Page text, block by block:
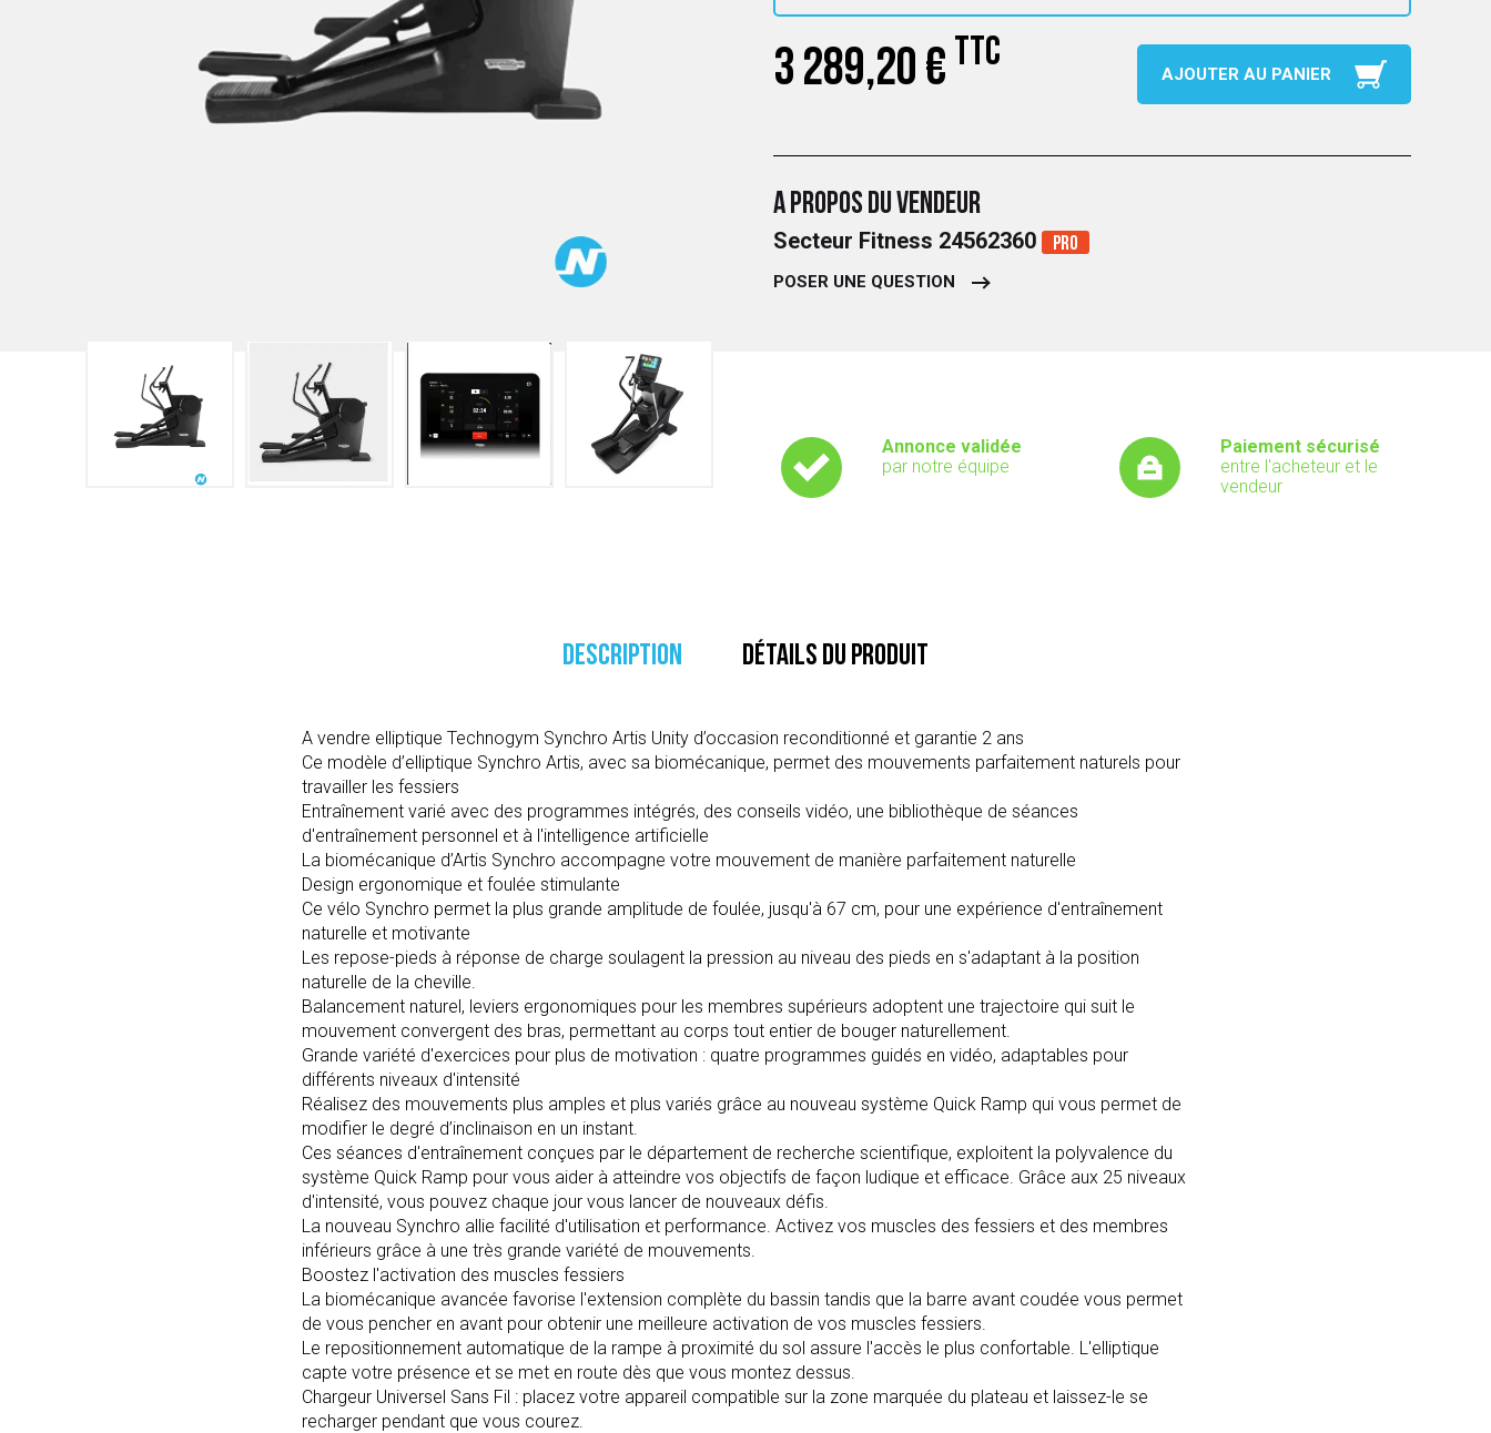
3 289,20 € TTC AJOUTER AU PANIER
A PROPOS DU VENDEUR
Secteur Fitness 24562360 Pro
POSER UNE QUESTION
Annonce validée
par notre équipe
Paiement sécurisé
entre l'acheteur et le
vendeur
DESCRIPTION DÉTAILS DU PRODUIT
A vendre elliptique Technogym Synchro Artis Unity d’occasion reconditionné et garantie 2 ans
Ce modèle d’elliptique Synchro Artis, avec sa biomécanique, permet des mouvements parfaitement naturels pour
travailler les fessiers
Entraînement varié avec des programmes intégrés, des conseils vidéo, une bibliothèque de séances
d'entraînement personnel et à l'intelligence artificielle
La biomécanique d’Artis Synchro accompagne votre mouvement de manière parfaitement naturelle
Design ergonomique et foulée stimulante
Ce vélo Synchro permet la plus grande amplitude de foulée, jusqu'à 67 cm, pour une expérience d'entraînement
naturelle et motivante
Les repose-pieds à réponse de charge soulagent la pression au niveau des pieds en s'adaptant à la position
naturelle de la cheville.
Balancement naturel, leviers ergonomiques pour les membres supérieurs adoptent une trajectoire qui suit le
mouvement convergent des bras, permettant au corps tout entier de bouger naturellement.
Grande variété d'exercices pour plus de motivation : quatre programmes guidés en vidéo, adaptables pour
différents niveaux d'intensité
Réalisez des mouvements plus amples et plus variés grâce au nouveau système Quick Ramp qui vous permet de
modifier le degré d’inclinaison en un instant.
Ces séances d'entraînement conçues par le département de recherche scientifique, exploitent la polyvalence du
système Quick Ramp pour vous aider à atteindre vos objectifs de façon ludique et efficace. Grâce aux 25 niveaux
d'intensité, vous pouvez chaque jour vous lancer de nouveaux défis.
La nouveau Synchro allie facilité d'utilisation et performance. Activez vos muscles des fessiers et des membres
inférieurs grâce à une très grande variété de mouvements.
Boostez l'activation des muscles fessiers
La biomécanique avancée favorise l'extension complète du bassin tandis que la barre avant coudée vous permet
de vous pencher en avant pour obtenir une meilleure activation de vos muscles fessiers.
Le repositionnement automatique de la rampe à proximité du sol assure l'accès le plus confortable. L'elliptique
capte votre présence et se met en route dès que vous montez dessus.
Chargeur Universel Sans Fil : placez votre appareil compatible sur la zone marquée du plateau et laissez-le se
recharger pendant que vous courez.